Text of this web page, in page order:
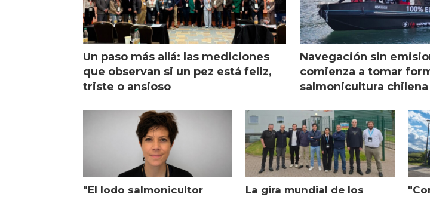
Un paso más allá: las mediciones
que observan si un pez está feliz,
triste o ansioso
Navegación sin
comienza a tomar
salmonicultura chilena
"El lodo salmonicultor
La gira mundial de los